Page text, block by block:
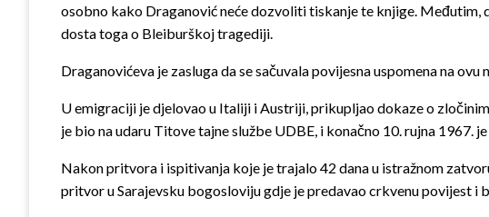
osobno kako Draganović neće dozvoliti tiskanje te knjige.
dosta toga o Bleiburškoj tragediji.
Draganovićeva je zasluga da se sačuvala povijesna uspomena na
U emigraciji je djelovao u Italiji i Austriji, prikupljao dokaze o
je bio na udaru Titove tajne službe UDBE, i konačno 10. rujna 1967.
Nakon pritvora i ispitivanja koje je trajalo 42 dana u istražnom
pritvor u Sarajevsku bogosloviju gdje je predavao crkvenu povijest i